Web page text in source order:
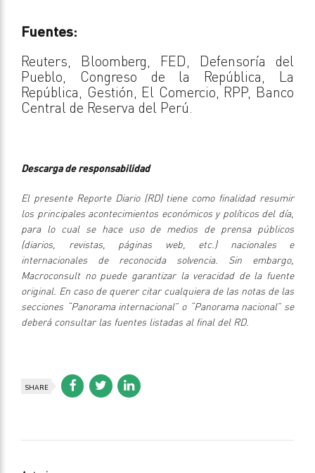
Fuentes:
Reuters, Bloomberg, FED, Defensoría del
Pueblo, Congreso de la República, La
República, Gestión, El Comercio, RPP, Banco
Central de Reserva del Perú.
Descarga de responsabilidad
El presente Reporte Diario (RD) tiene como finalidad resumir
los principales acontecimientos económicos y políticos del día,
para lo cual se hace uso de medios de prensa públicos
(diarios, revistas, páginas web, etc.) nacionales e
internacionales de reconocida solvencia. Sin embargo,
Macroconsult no puede garantizar la veracidad de la fuente
original. En caso de querer citar cualquiera de las notas de las
secciones “Panorama internacional” o “Panorama nacional” se
deberá consultar las fuentes listadas al final del RD.
SHARE